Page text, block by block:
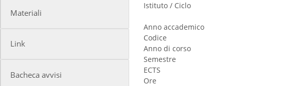
Materiali
Link
Bacheca avvisi
Istituto / Ciclo
Anno accademico
Codice
Anno di corso
Semestre
ECTS
Ore